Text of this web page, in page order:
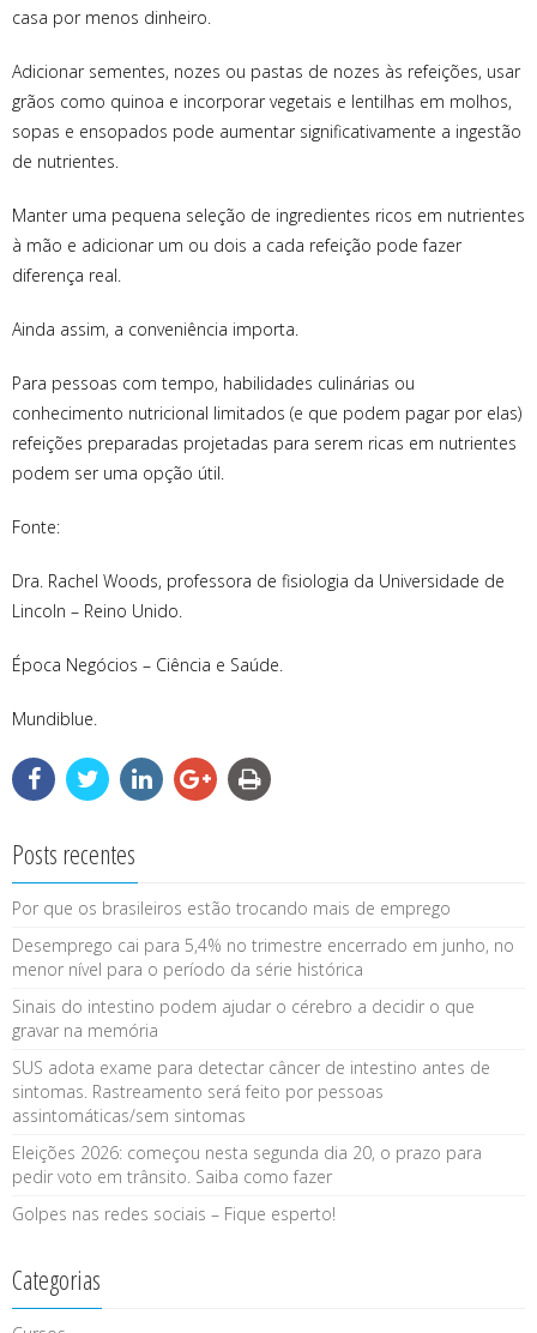
casa por menos dinheiro.
Adicionar sementes, nozes ou pastas de nozes às refeições, usar
grãos como quinoa e incorporar vegetais e lentilhas em molhos,
sopas e ensopados pode aumentar significativamente a ingestão
de nutrientes.
Manter uma pequena seleção de ingredientes ricos em nutrientes
à mão e adicionar um ou dois a cada refeição pode fazer
diferença real.
Ainda assim, a conveniência importa.
Para pessoas com tempo, habilidades culinárias ou
conhecimento nutricional limitados (e que podem pagar por elas)
refeições preparadas projetadas para serem ricas em nutrientes
podem ser uma opção útil.
Fonte:
Dra. Rachel Woods, professora de fisiologia da Universidade de
Lincoln – Reino Unido.
Época Negócios – Ciência e Saúde.
Mundiblue.
Posts recentes
Por que os brasileiros estão trocando mais de emprego
Desemprego cai para 5,4% no trimestre encerrado em junho, no
menor nível para o período da série histórica
Sinais do intestino podem ajudar o cérebro a decidir o que
gravar na memória
SUS adota exame para detectar câncer de intestino antes de
sintomas. Rastreamento será feito por pessoas
assintomáticas/sem sintomas
Eleições 2026: começou nesta segunda dia 20, o prazo para
pedir voto em trânsito. Saiba como fazer
Golpes nas redes sociais – Fique esperto!
Categorias